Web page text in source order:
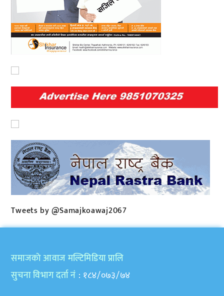
Tweets by @Samajkoawaj2067
समाजकाे आवाज मल्टिमिडिया प्रालि
सुचना विभाग दर्ता नं : १८४/०७३/७४